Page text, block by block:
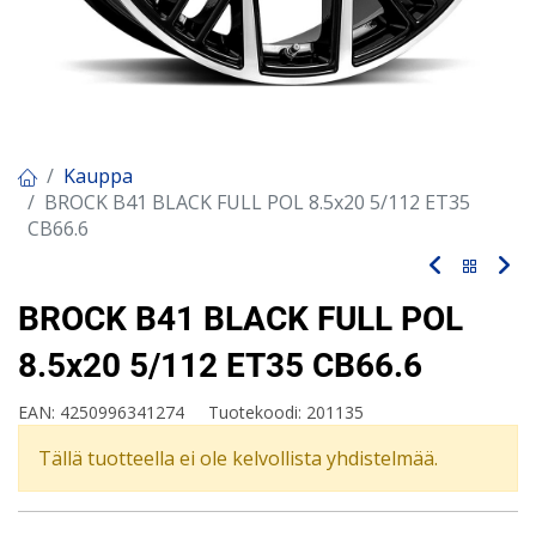
Kauppa
BROCK B41 BLACK FULL POL 8.5x20 5/112 ET35
CB66.6
BROCK B41 BLACK FULL POL
8.5x20 5/112 ET35 CB66.6
EAN: 4250996341274 Tuotekoodi: 201135
Tällä tuotteella ei ole kelvollista yhdistelmää.